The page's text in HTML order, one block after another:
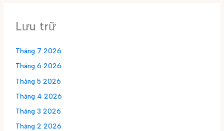
Lưu trữ
Tháng 7 2026
Tháng 6 2026
Tháng 5 2026
Tháng 4 2026
Tháng 3 2026
Tháng 2 2026